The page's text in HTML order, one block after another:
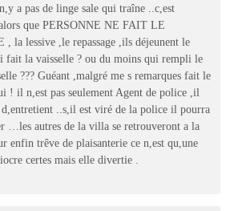
a pas de linge sale qui traîne ..c,est
que PERSONNE NE FAIT LE
, la lessive ,le repassage ,ils déjeunent le
fait la vaisselle ? ou du moins qui rempli le
??? Guéant ,malgré me s remarques fait le
! il n,est pas seulement Agent de police ,il
d,entretient ..s,il est viré de la police il pourra
…les autres de la villa se retrouveront a la
enfin trêve de plaisanterie ce n,est qu,une
certes mais elle divertie .